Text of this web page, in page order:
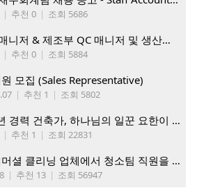
| 추천 0 | 조회 5686
[그린라이프] 오피스 매니저 & 제조부 QC 매니저 및 생산직, 웨어하우스 직원 모집
| 추천 0 | 조회 5884
모집 (Sales Representative)
| 추천 1 | 조회 5802
진짜가 나타났다! 30년 경력 건축가, 하나님의 일꾼 요한이 책임 시공합니다.
| 추천 1 | 조회 22831
레드몬드에 위치한 커머셜 클리닝 업체에서 청소팀 직원을 모집합니다.
| 추천 13 | 조회 56947